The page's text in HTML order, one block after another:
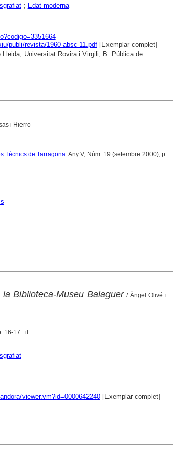
; Edat moderna
publi/revista/1960 absc 11.pdf[Exemplar complet]
Universitat Rovira i Virgili; B. Pública de
i Hierro
Tècnics de Tarragona . Any V, Núm. 19 (setembre 2000), p.
Biblioteca-Museu Balaguer/ Àngel Olivé i
16-17 : il.
viewer.vm?id=0000642240[Exemplar complet]